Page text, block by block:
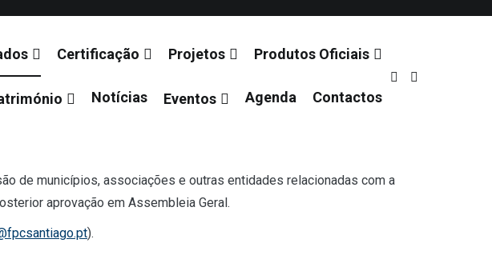
Certificação Projetos Produtos Oficiais
Notícias Eventos Agenda Contactos
de municípios, associações e outras entidades relacionadas com a
aprovação em Assembleia Geral.
).